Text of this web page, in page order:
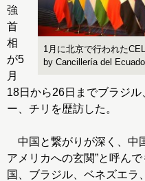
1月に北京で行われた
by Cancillería del
強
首
相
が5
月
18日から26日までブラジ
ー、チリを歴訪した。
中国と繋がりが深く、中
アメリカへの玄関”と呼ん
国、ブラジル、ベネズエラ